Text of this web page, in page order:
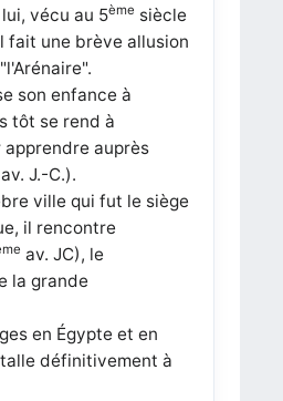
vécu au 5ème siècle
fait une brève allusion
son enfance à
tôt se rend à
apprendre auprès
av. J.-C.).
ville qui fut le siège
il rencontre
av. JC), le
la grande
en Égypte et en
définitivement à